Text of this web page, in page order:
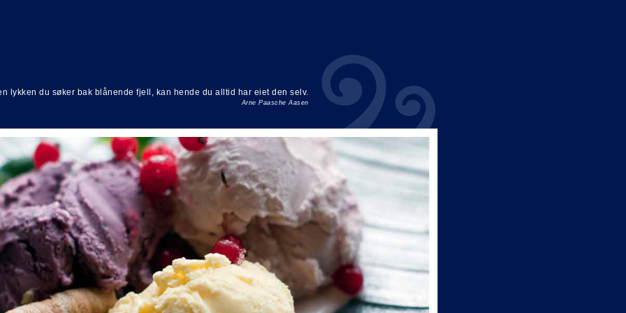
lykken du søker bak blånende fjell, kan hende du alltid har eiet den selv.
Arne Paasche Aasen